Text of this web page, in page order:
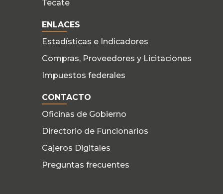
Tecate
ENLACES
Estadísticas e Indicadores
Compras, Proveedores y Licitaciones
Impuestos federales
CONTACTO
Oficinas de Gobierno
Directorio de Funcionarios
Cajeros Digitales
Preguntas frecuentes